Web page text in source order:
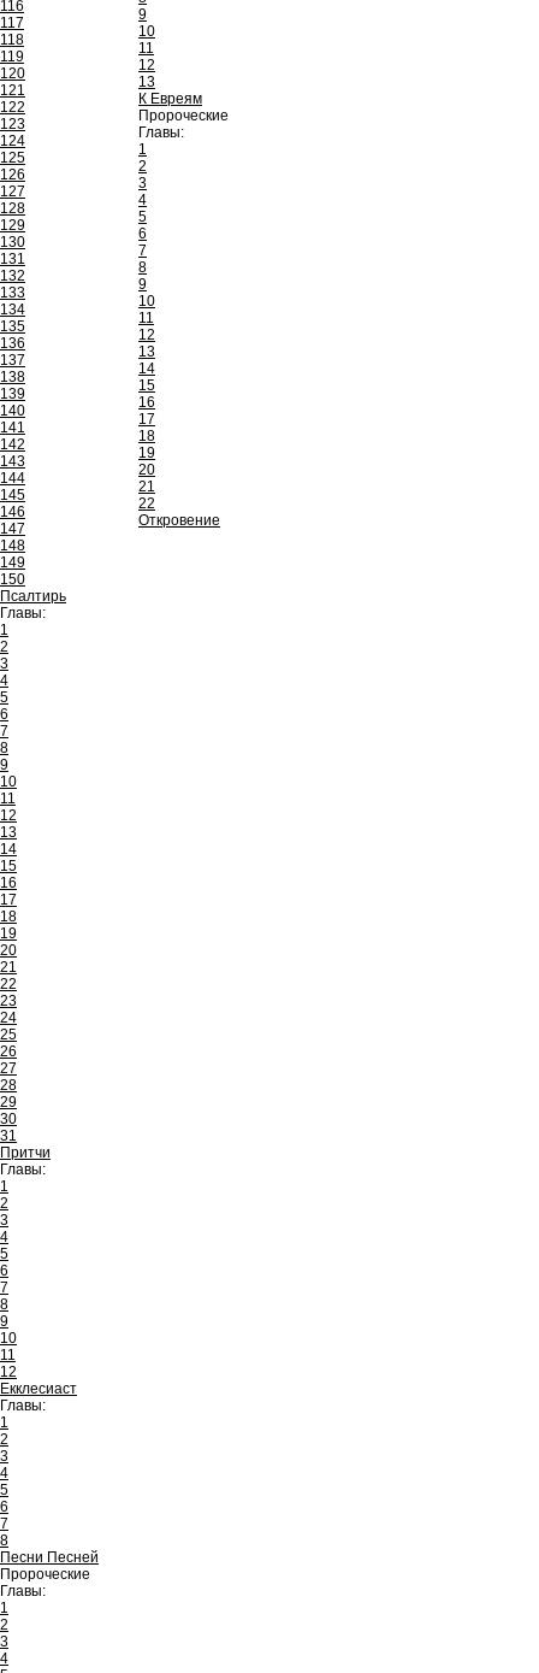
116
117
118
119
120
121
122
123
124
125
126
127
128
129
130
131
132
133
134
135
136
137
138
139
140
141
142
143
144
145
146
147
148
149
150
Псалтирь
Главы:
1
2
3
4
5
6
7
8
9
10
11
12
13
14
15
16
17
18
19
20
21
22
23
24
25
26
27
28
29
30
31
Притчи
Главы:
1
2
3
4
5
6
7
8
9
10
11
12
Екклесиаст
Главы:
1
2
3
4
5
6
7
8
Песни Песней
Пророческие
Главы:
1
2
3
4
9
10
11
12
13
К Евреям
Пророческие
Главы:
1
2
3
4
5
6
7
8
9
10
11
12
13
14
15
16
17
18
19
20
21
22
Откровение